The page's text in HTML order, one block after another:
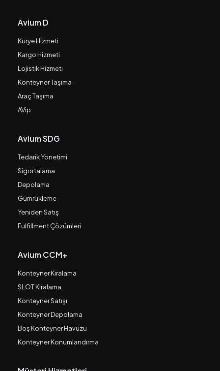
Avium D
Kurye Hizmeti
Kargo Hizmeti
Lojistik Hizmeti
Konteyner Taşıma
Araç Taşıma
AVip
Avium SDG
Tedarik Yönetimi
Sigortalama
Depolama
Gümrükleme
Yeniden Satış
Fulfillment Çözümleri
Avium CCM+
Konteyner Kiralama
SLOT Kiralama
Konteyner Satışı
Konteyner Depolama
Boş Konteyner Havuzu
Konteyner Konumlandırma